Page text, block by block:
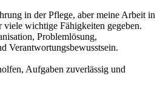
in der Pflege, aber meine Arbeit in
wichtige Fähigkeiten gegeben.
Problemlösung,
Verantwortungsbewusstsein.
Aufgaben zuverlässig und